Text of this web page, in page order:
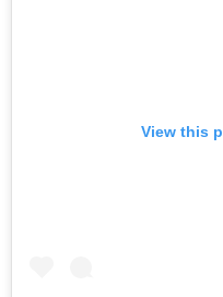
View this